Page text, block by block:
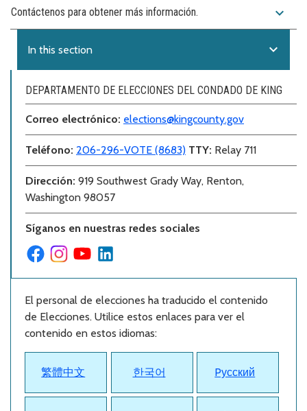
Contáctenos para obtener más información. expand_more
In this section expand_more
DEPARTAMENTO DE ELECCIONES DEL CONDADO DE KING
Correo electrónico: elections@kingcounty.gov
Teléfono: 206-296-VOTE (8683) TTY: Relay 711
Dirección: 919 Southwest Grady Way, Renton,
Washington 98057
Síganos en nuestras redes sociales
El personal de elecciones ha traducido el contenido
de Elecciones. Utilice estos enlaces para ver el
contenido en estos idiomas:
繁體中文 한국어 Pусский